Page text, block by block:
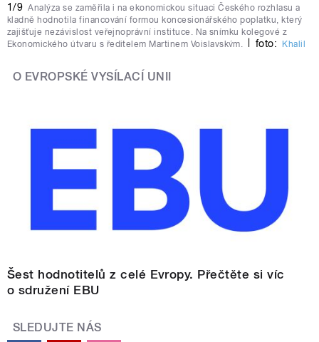
1/9 Analýza se zaměřila i na ekonomickou situaci Českého rozhlasu a
kladně hodnotila financování formou koncesionářského poplatku, který
zajišťuje nezávislost veřejnoprávní instituce. Na snímku kolegové z
Ekonomického útvaru s ředitelem Martinem Vojslavským.
foto: Khalil
O EVROPSKÉ VYSÍLACÍ UNII
Šest hodnotitelů z celé Evropy. Přečtěte si víc
o sdružení EBU
SLEDUJTE NÁS